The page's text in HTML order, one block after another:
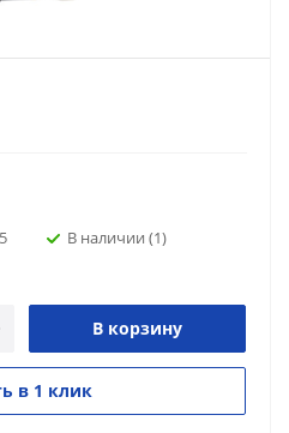
В наличии (1)
В корзину
в 1 клик